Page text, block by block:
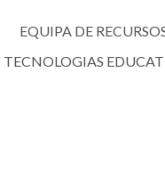
EQUIPA DE
TECNOLOGIAS